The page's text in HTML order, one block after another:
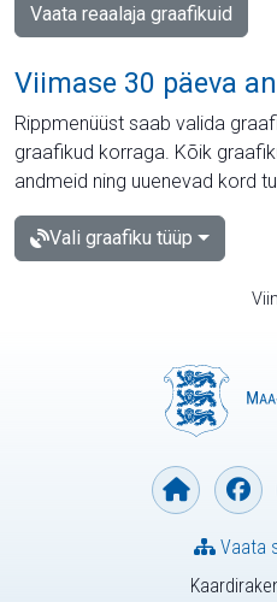
Vaata reaalaja graafikuid
Viimase 30 päeva
Rippmenüüst saab valida
graafikud korraga. Kõik
andmeid ning uuenevad kord
Vali graafiku tüüp
Vaata